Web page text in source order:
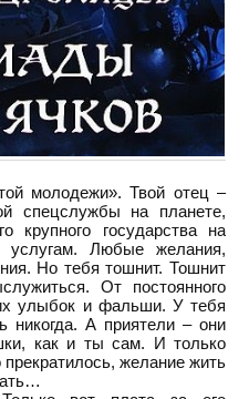
молодежи». Твой отец –
спецслужбы на планете,
крупного государства на
Любые желания,
Но тебя тошнит. Тошнит
От постоянного
улыбок и фальши. У тебя
никогда. А приятели – они
как и ты сам. И только
желание жить